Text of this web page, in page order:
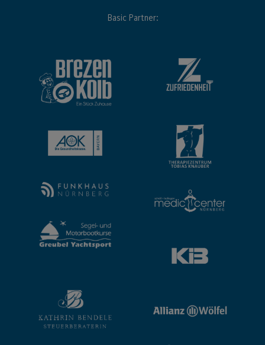
Basic Partner: